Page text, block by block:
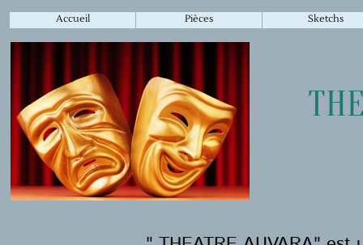
Accueil Pièces Sketchs